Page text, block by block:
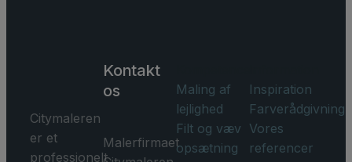
Citymaleren
er et
professionelt
Kontakt
os
Malerfirmaet
Maling af
lejlighed
Filt og væv
opsætning
Inspiration
Farverådgivning
Vores
referencer